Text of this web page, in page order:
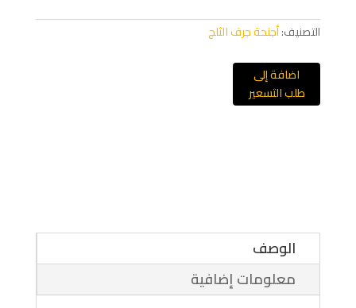
التصنيف:أجنحة جرف الثلج
اضافة إلى
طلب التسعير
الوصف
معلومات إضافية